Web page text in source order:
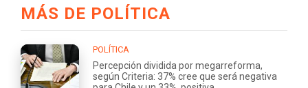
MÁS DE POLÍTICA
POLÍTICA
Percepción dividida por megarreforma,
según Criteria: 37% cree que será negativa